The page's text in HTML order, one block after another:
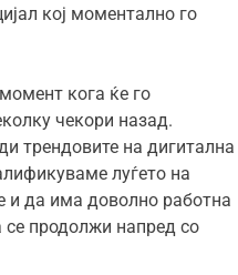
кој моментално го
кога ќе го
чекори назад.
трендовите на дигитална
луѓето на
и да има доволно работна
се продолжи напред со